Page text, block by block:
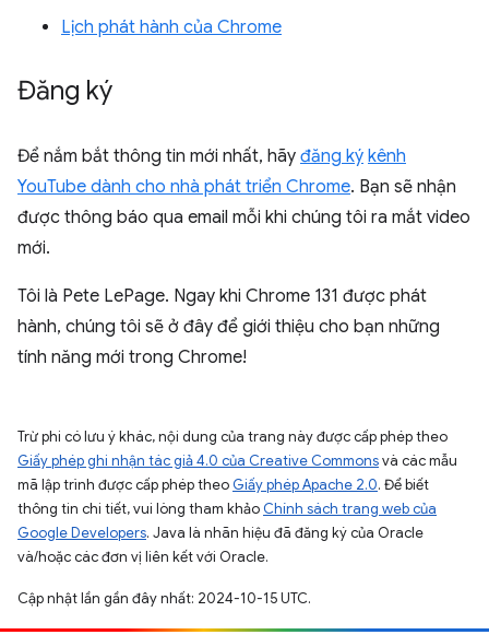
Lịch phát hành của Chrome
Đăng ký
Để nắm bắt thông tin mới nhất, hãy đăng ký kênh
YouTube dành cho nhà phát triển Chrome. Bạn sẽ nhận
được thông báo qua email mỗi khi chúng tôi ra mắt video
mới.
Tôi là Pete LePage. Ngay khi Chrome 131 được phát
hành, chúng tôi sẽ ở đây để giới thiệu cho bạn những
tính năng mới trong Chrome!
Trừ phi có lưu ý khác, nội dung của trang này được cấp phép theo
Giấy phép ghi nhận tác giả 4.0 của Creative Commonsvà các mẫu
mã lập trình được cấp phép theo Giấy phép Apache 2.0. Để biết
thông tin chi tiết, vui lòng tham khảo Chính sách trang web của
Google Developers. Java là nhãn hiệu đã đăng ký của Oracle
và/hoặc các đơn vị liên kết với Oracle.
Cập nhật lần gần đây nhất: 2024-10-15 UTC.